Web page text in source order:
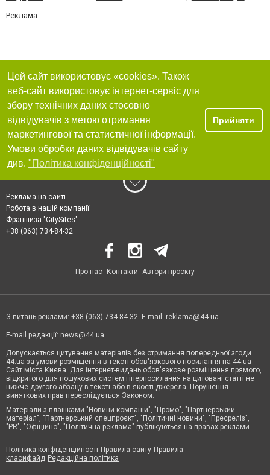
Реклама
Цей сайт використовує «cookies». Також
веб-сайт використовує інтернет-сервіс для
збору технічних даних стосовно
відвідувачів з метою отримання
маркетингової та статистичної інформації.
Умови обробки даних відвідувачів сайту
див. "Політика конфіденційності"
Прийняти
Реклама на сайті
Робота в нашій компанії
Франшиза "CitySites"
+38 (063) 734-84-32
Про нас Контакти Автори проєкту
З питань реклами: +38 (063) 734-84-32. E-mail: reklama@44.ua
E-mail редакції: news@44.ua
Допускається цитування матеріалів без отримання попередньої згоди
44.ua за умови розміщення в тексті обов'язкового посилання на 44.ua -
Сайт міста Києва. Для інтернет-видань обов'язкове розміщення прямого,
відкритого для пошукових систем гіперпосилання на цитовані статті не
нижче другого абзацу в тексті або в якості джерела. Порушення
виняткових прав переслідується Законом.
Матеріали з плашками "Новини компаній", "Промо", "Партнерський
матеріал", "Партнерський спецпроєкт", "Політичні новини", "Пресреліз",
"PR", "Офіційно", "Політична реклама" публікуються на правах реклами.
Політика конфіденційності Правила сайту Правила
класифайд Редакційна політика